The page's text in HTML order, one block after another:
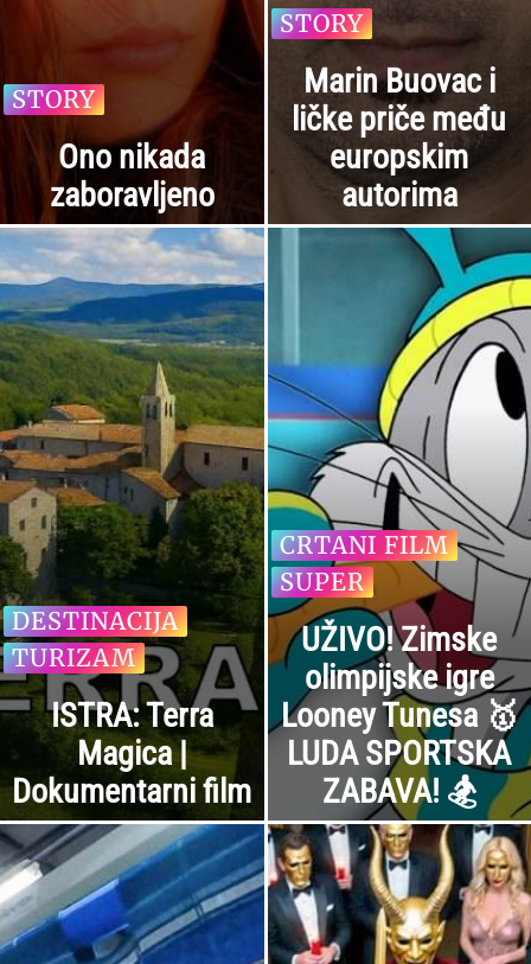
STORY
Ono nikada
zaboravljeno
STORY
Marin Buovac i
ličke priče među
europskim
autorima
DESTINACIJA
TURIZAM
ISTRA: Terra
Magica |
Dokumentarni film
CRTANI FILM
SUPER
UŽIVO! Zimske
olimpijske igre
Looney Tunesa 🥇
LUDA SPORTSKA
ZABAVA! 🏂